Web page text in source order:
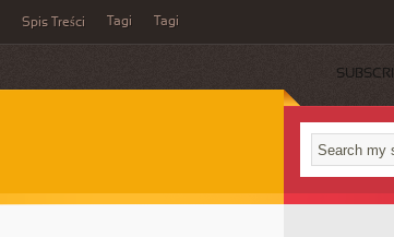
Spis Treści Tagi Tagi